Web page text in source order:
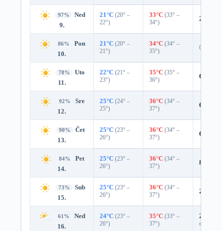
97%
Ned
9.
21°C (20° –
22°)
33°C (33° –
34°)
2%
86%
Pon
10.
21°C (20° –
21°)
34°C (34° –
35°)
0%
78%
Uto
11.
22°C (21° –
23°)
35°C (35° –
36°)
6%
92%
Sre
12.
25°C (24° –
25°)
36°C (34° –
37°)
6%
90%
Čet
13.
25°C (23° –
26°)
36°C (34° –
37°)
6%
84%
Pet
14.
25°C (23° –
26°)
36°C (34° –
37°)
8%
73%
Sub
15.
25°C (23° –
26°)
36°C (34° –
37°)
22%
61%
Ned
16.
24°C (23° –
26°)
35°C (33° –
37°)
25%
mm)